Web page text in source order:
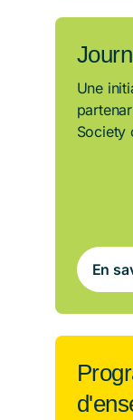
Une
Society
En